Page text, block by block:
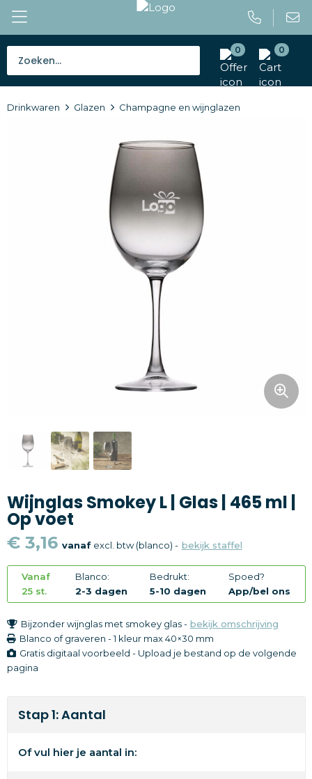
0 0
Tassen
Gereedschap en veiligheid
Kantoorartikelen
Gadgets
Textiel
Thema
Merken
Drinkwaren Glazen Champagne en wijnglazen
Wijnglas Smokey L | Glas | 465 ml |
Op voet
€ 3,16 vanafexcl. btw (blanco) - bekijk staffel
Vanaf
25 st.
Blanco:
2-3 dagen
Bedrukt:
5-10 dagen
Spoed?
App/bel ons
Bijzonder wijnglas met smokey glas -bekijk omschrijving
Blanco of graveren -1 kleur max 40×30 mm
Gratis digitaal voorbeeld - Upload je bestand op de volgende
pagina
Stap 1: Aantal
Of vul hier je aantal in: